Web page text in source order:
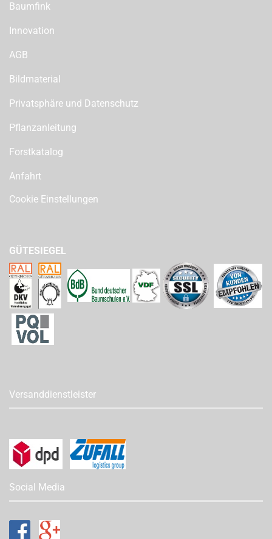
Baumfink
Innovation
AGB
Bildmaterial
Privatsphäre und Datenschutz
Pflanzanleitung
Forstkatalog
Anfahrt
Cookie Einstellungen
GÜTESIEGEL
Versanddienstleister
Social Media